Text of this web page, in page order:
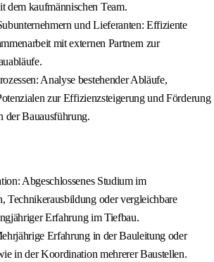
dem kaufmännischen Team.
und Lieferanten: Effiziente
mit externen Partnern zur
Analyse bestehender Abläufe,
zur Effizienzsteigerung und Förderung
der Bauausführung.
Abgeschlossenes Studium im
Technikerausbildung oder vergleichbare
Erfahrung im Tiefbau.
Erfahrung in der Bauleitung oder
in der Koordination mehrerer Baustellen.